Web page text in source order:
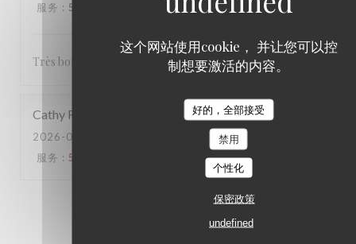
这个网站使用cookie， 并让您可以控
制想要激活的内容。
好的，全部接受
禁用
个性化
保密政策
undefined
服务 : 5 : 5 质价比
Très bons comme repas et accueil au top
Cathy R
2026-07-05
服务 : 5 质价比: 5/5
3